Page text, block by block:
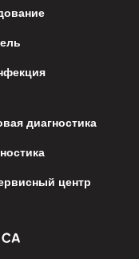
диагностика
центр